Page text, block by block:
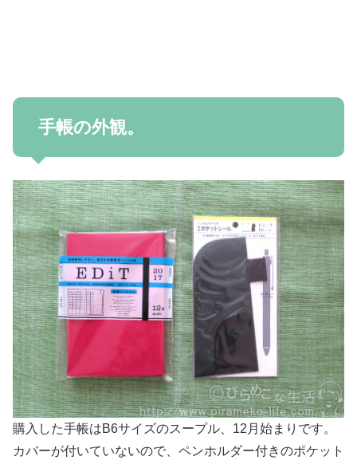
手帳の外観。
購入した手帳はB6サイズのスープル、12月始まりです。
カバーが付いていないので、ペンホルダー付きのポケット